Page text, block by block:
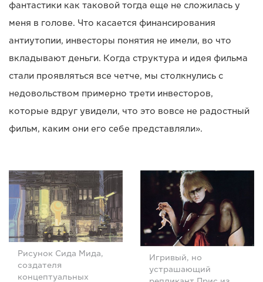
фантастики как таковой тогда еще не сложилась у
меня в голове. Что касается финансирования
антиутопии, инвесторы понятия не имели, во что
вкладывают деньги. Когда структура и идея фильма
стали проявляться все четче, мы столкнулись с
недовольством примерно трети инвесторов,
которые вдруг увидели, что это вовсе не радостный
фильм, каким они его себе представляли».
Рисунок Сида Мида,
создателя
концептуальных
Игривый, но
устрашающий